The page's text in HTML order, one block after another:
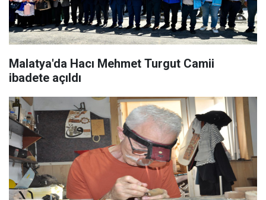
Malatya'da Hacı Mehmet Turgut Camii
ibadete açıldı